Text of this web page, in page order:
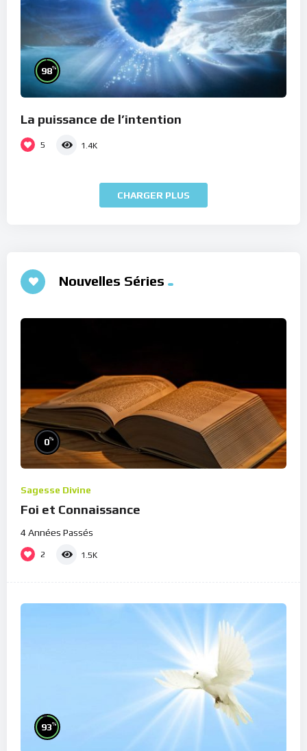
98%
La puissance de l’intention
5 1.4K
CHARGER PLUS
Nouvelles Séries
0%
Sagesse Divine
Foi et Connaissance
4 Années Passés
2 1.5K
93%